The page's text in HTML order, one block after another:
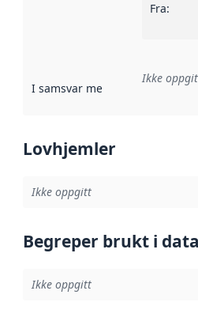
Fra:
I samsvar med Referanse til
Ikke
Lovhjemler
Ikke oppgitt
Begreper brukt i
Ikke oppgitt